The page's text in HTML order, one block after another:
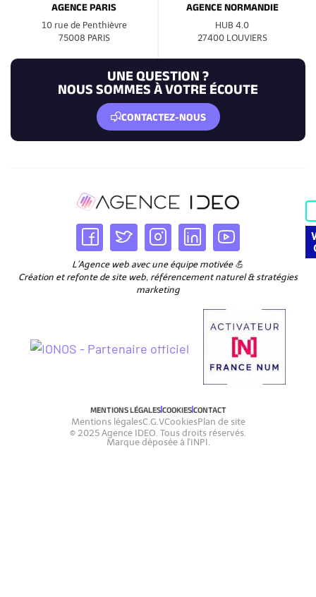
AGENCE PARIS
10 rue de Penthièvre
75008 PARIS
AGENCE NORMANDIE
HUB 4.0
27400 LOUVIERS
UNE QUESTION ?
NOUS SOMMES À VOTRE ÉCOUTE
CONTACTEZ-NOUS
L’Agence web avec une équipe motivée 💪
Création et refonte de site web, référencement naturel & stratégies
marketing
MENTIONS LÉGALESCOOKIESCONTACT
Mentions légalesC.G.VCookiesPlan de site
© 2025 Agence IDEO. Tous droits réservés.
Marque déposée à l'INPI.